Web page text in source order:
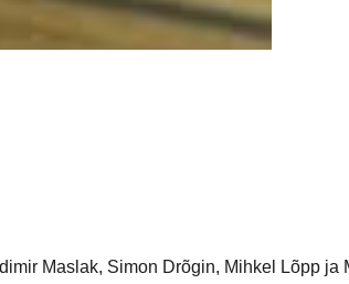
Maslak, Simon Drõgin, Mihkel Lõpp ja